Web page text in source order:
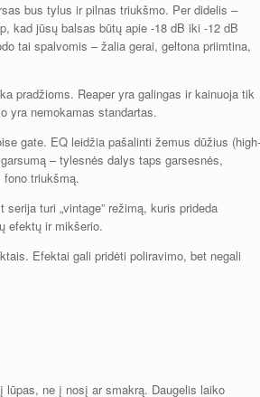
bus tylus ir pilnas triukšmo. Per didelis –
kad jūsų balsas būtų apie -18 dB iki -12 dB
tai spalvomis – žalia gerai, geltona priimtina,
pradžioms. Reaper yra galingas ir kainuoja tik
yra nemokamas standartas.
gate. EQ leidžia pašalinti žemus dūžius (high-
– tylesnės dalys taps garsesnės,
triukšmą.
turi „vintage” režimą, kuris prideda
efektų ir mikšerio.
Efektai gali pridėti poliravimo, bet negali
lūpas, ne į nosį ar smakrą. Daugelis laiko